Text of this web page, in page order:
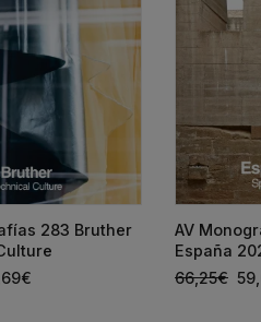
283 Bruther
€
AV
España
66,25€